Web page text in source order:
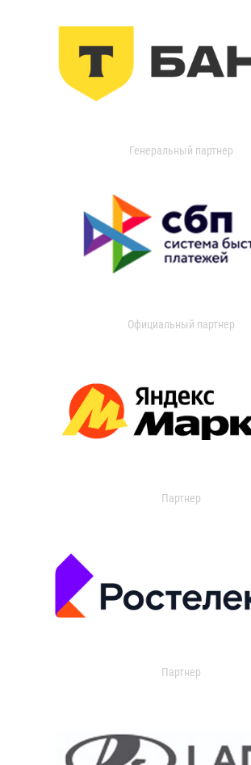
Генеральный партнер
Официальный партнер
Партнер
Партнер